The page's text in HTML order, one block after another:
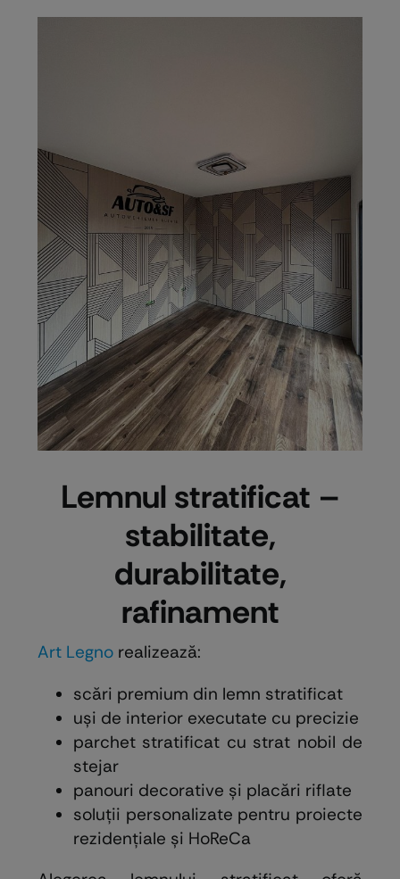
Lemnul stratificat –
stabilitate,
durabilitate,
rafinament
Art Legno realizează:
scări premium din lemn stratificat
uși de interior executate cu precizie
parchet stratificat cu strat nobil de
stejar
panouri decorative și placări riflate
soluții personalizate pentru proiecte
rezidențiale și HoReCa